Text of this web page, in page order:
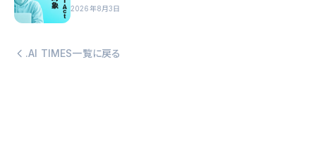
2026年8月3日
.AI TIMES一覧に戻る